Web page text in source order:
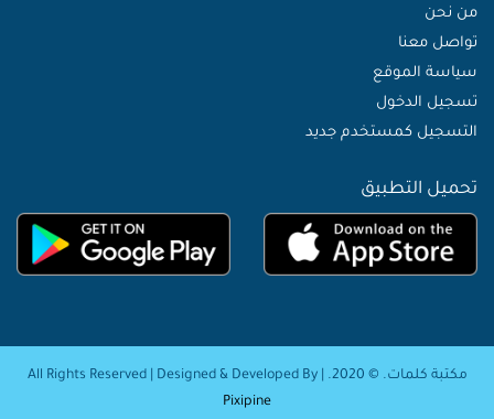
من نحن
تواصل معنا
سياسة الموقع
تسجيل الدخول
التسجيل كمستخدم جديد
تحميل التطبيق
مكتبة كلمات. © 2020. | All Rights Reserved | Designed & Developed By
Pixipine